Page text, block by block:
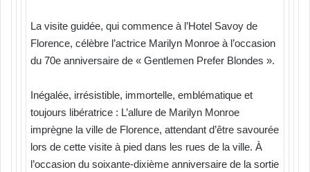
La visite guidée, qui commence à l’Hotel Savoy de
Florence, célèbre l’actrice Marilyn Monroe à l’occasion
du 70e anniversaire de « Gentlemen Prefer Blondes ».
Inégalée, irrésistible, immortelle, emblématique et
toujours libératrice : L’allure de Marilyn Monroe
imprègne la ville de Florence, attendant d’être savourée
lors de cette visite à pied dans les rues de la ville. À
l’occasion du soixante-dixième anniversaire de la sortie